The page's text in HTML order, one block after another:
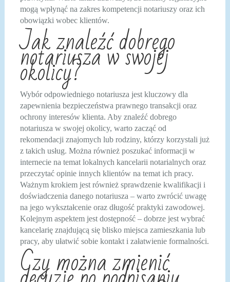
mogą wpłynąć na zakres kompetencji notariuszy oraz ich
obowiązki wobec klientów.
Jak znaleźć dobrego
notariusza w swojej
okolicy?
Wybór odpowiedniego notariusza jest kluczowy dla
zapewnienia bezpieczeństwa prawnego transakcji oraz
ochrony interesów klienta. Aby znaleźć dobrego
notariusza w swojej okolicy, warto zacząć od
rekomendacji znajomych lub rodziny, którzy korzystali już
z takich usług. Można również poszukać informacji w
internecie na temat lokalnych kancelarii notarialnych oraz
przeczytać opinie innych klientów na temat ich pracy.
Ważnym krokiem jest również sprawdzenie kwalifikacji i
doświadczenia danego notariusza – warto zwrócić uwagę
na jego wykształcenie oraz długość praktyki zawodowej.
Kolejnym aspektem jest dostępność – dobrze jest wybrać
kancelarię znajdującą się blisko miejsca zamieszkania lub
pracy, aby ułatwić sobie kontakt i załatwienie formalności.
Czy można zmienić